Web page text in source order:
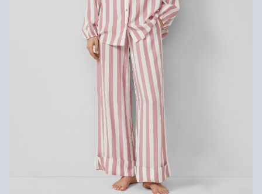
Gastkunden können ihre Artikel innerhalb von 14 Tagen nach
Erhalt der Ware an uns zurückschicken. Fashion Card und VIP
Kunden haben nach Erhalt der Ware 30 Tage Zeit, um ihre Artikel
Weitere Informationen sind unserer „ Hilfe & FAQ
Deine Retoure kannst duHIER online anmelden.